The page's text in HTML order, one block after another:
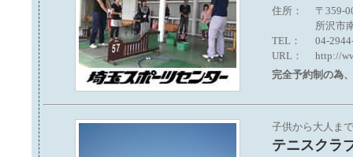
住所：
〒359-
所沢市
TEL：
04-
URL：
http://
完全予約制の為
子供から大人ま
テニスクラ